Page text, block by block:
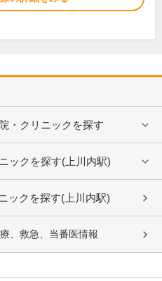
・クリニックを探す
ックを探す(上川内駅)
ックを探す(上川内駅)
、救急、当番医情報